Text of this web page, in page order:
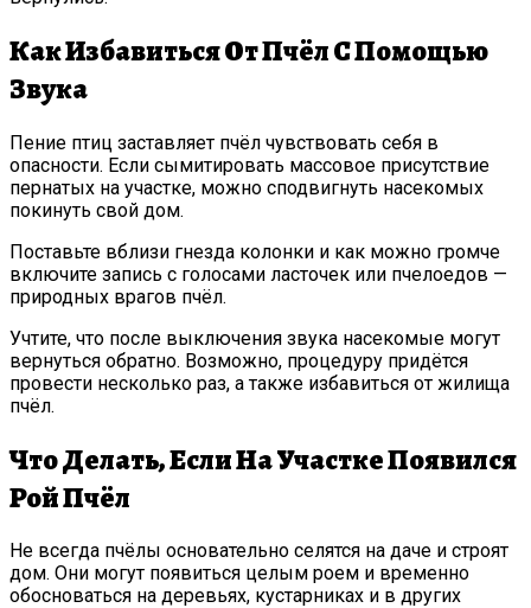
Как Избавиться От Пчёл С Помощью
Звука
Пение птиц заставляет пчёл чувствовать себя в
опасности. Если сымитировать массовое присутствие
пернатых на участке, можно сподвигнуть насекомых
покинуть свой дом.
Поставьте вблизи гнезда колонки и как можно громче
включите запись с голосами ласточек или пчелоедов —
природных врагов пчёл.
Учтите, что после выключения звука насекомые могут
вернуться обратно. Возможно, процедуру придётся
провести несколько раз, а также избавиться от жилища
пчёл.
Что Делать, Если На Участке Появился
Рой Пчёл
Не всегда пчёлы основательно селятся на даче и строят
дом. Они могут появиться целым роем и временно
обосноваться на деревьях, кустарниках и в других